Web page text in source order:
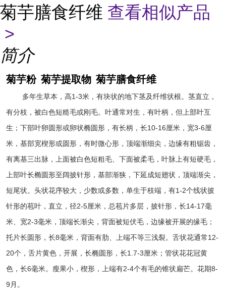
菊芋膳食纤维 查看相似产品
>
简介
菊芋粉 菊芋提取物 菊芋膳食纤维
多年生草本，高1-3米，有块状的地下茎及纤维状根。茎直立，
有分枝，被白色短糙毛或刚毛。叶通常对生，有叶柄，但上部叶互
生；下部叶卵圆形或卵状椭圆形，有长柄，长10-16厘米，宽3-6厘
米，基部宽楔形或圆形，有时微心形，顶端渐细尖，边缘有粗锯齿，
有离基三出脉，上面被白色短粗毛、下面被柔毛，叶脉上有短硬毛，
上部叶长椭圆形至阔披针形，基部渐狭，下延成短翅状，顶端渐尖，
短尾状。头状花序较大，少数或多数，单生于枝端，有1-2个线状披
针形的苞叶，直立，径2-5厘米，总苞片多层，披针形，长14-17毫
米、宽2-3毫米，顶端长渐尖，背面被短伏毛，边缘被开展的缘毛；
托片长圆形，长8毫米，背面有肋、上端不等三浅裂。舌状花通常12-
20个，舌片黄色，开展，长椭圆形，长1.7-3厘米；管状花花冠黄
色，长6毫米。瘦果小，楔形，上端有2-4个有毛的锥状扁芒。花期8-
9 月。